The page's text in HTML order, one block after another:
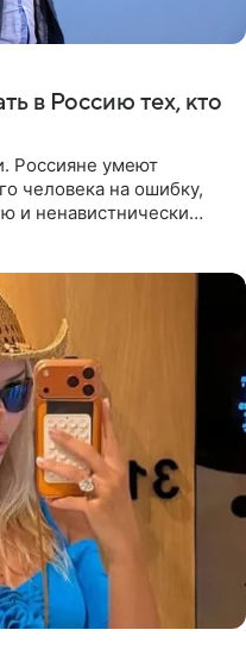
в Россию тех, кто
Россияне умеют
человека на ошибку,
и ненавистнически